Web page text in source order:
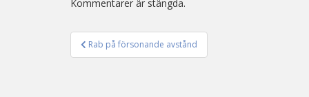
Kommentarer är stängda.
Inläggsnavigering
Rab på försonande avstånd